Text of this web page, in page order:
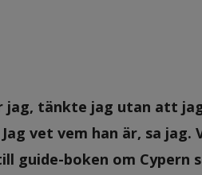
jag, tänkte jag utan att
vet vem han är, sa jag.
guide-boken om Cypern